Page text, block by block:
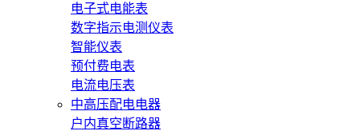
电子式电能表
数字指示电测仪表
智能仪表
预付费电表
电流电压表
中高压配电电器
户内真空断路器